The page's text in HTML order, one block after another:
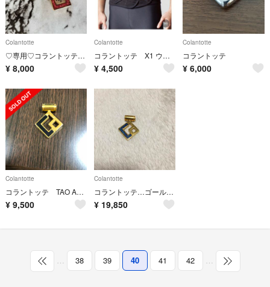
Colantotte
♡専用♡コラントッテ♡最終限定値下げ♡
¥ 8,000
Colantotte
コラントッテ X1 ウエストベルト
¥ 4,500
Colantotte
コラントッテ
¥ 6,000
Colantotte
コラントッテ TAO AURA ネックレス ブラック
¥ 9,500
Colantotte
コラントッテ…ゴールド／ブルー
¥ 19,850
… 38 39 40 41 42 …